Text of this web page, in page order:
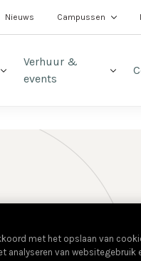
Nieuws Campussen
Verhuur &
events
met het opslaan van
analyseren van websitegebruik